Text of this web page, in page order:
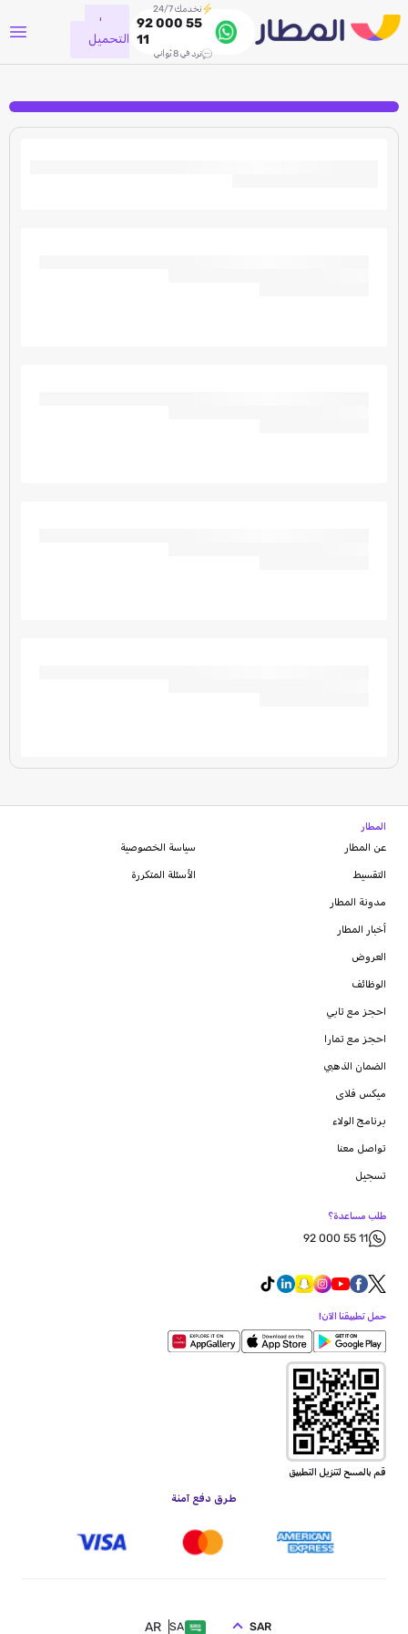
نخدمك 24/7
92 000 55
11
نرد في 8 ثواني
جاري
التحميل
المطار
عن المطار
التقسيط
مدونة المطار
أخبار المطار
العروض
الوظائف
احجز مع تابي
احجز مع تمارا
الضمان الذهبي
ميكس فلاى
برنامج الولاء
سياسة الخصوصية
الأسئلة المتكررة
تواصل معنا
تسجيل
طلب مساعدة؟
92 000 55 11
حمل تطبيقنا الآن!
قم بالمسح لتنزيل التطبيق
طرق دفع آمنة
SA
AR SAR